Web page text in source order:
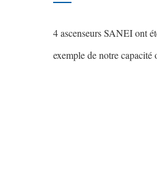
4 ascenseurs SANEI ont
exemple de notre